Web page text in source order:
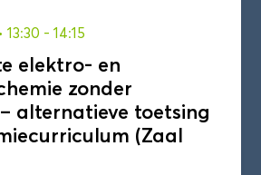
toetsing in het chemiecurriculum
Programma Blokkenschema
• 13:30 - 14:15
elektro- en
zonder
alternatieve toetsing
(Zaal